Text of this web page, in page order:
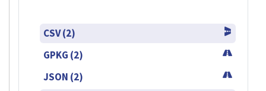
CSV (2)
GPKG (2)
JSON (2)